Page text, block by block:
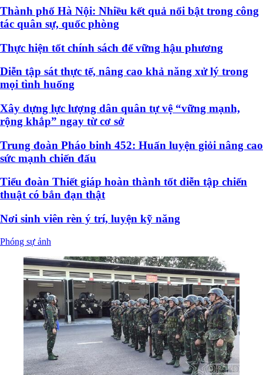
Thành phố Hà Nội: Nhiều kết quả nổi bật trong công
tác quân sự, quốc phòng
Thực hiện tốt chính sách để vững hậu phương
Diễn tập sát thực tế, nâng cao khả năng xử lý trong
mọi tình huống
Xây dựng lực lượng dân quân tự vệ “vững mạnh,
rộng khắp” ngay từ cơ sở
Trung đoàn Pháo binh 452: Huấn luyện giỏi nâng cao
sức mạnh chiến đấu
Tiểu đoàn Thiết giáp hoàn thành tốt diễn tập chiến
thuật có bắn đạn thật
Nơi sinh viên rèn ý trí, luyện kỹ năng
Phóng sự ảnh